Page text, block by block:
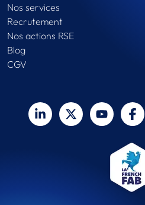
Nos services
Recrutement
Nos actions RSE
Blog
CGV